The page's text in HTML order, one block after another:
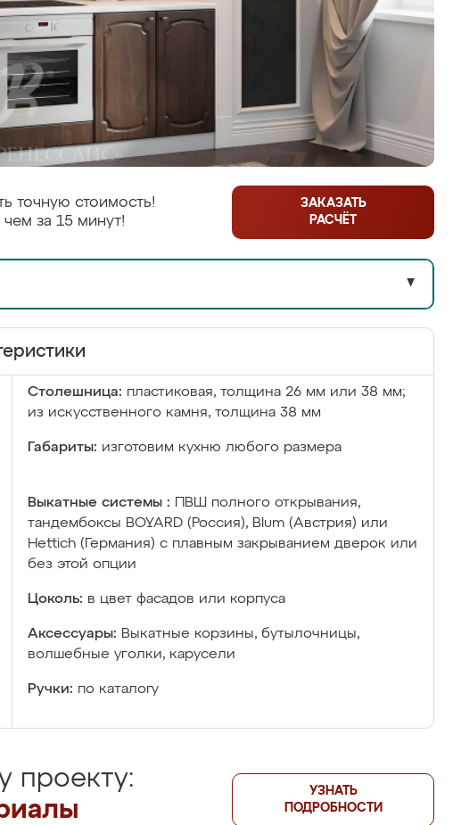
точную стоимость!
за 15 минут!
ЗАКАЗАТЬ
РАСЧЁТ
▼
Столешница: пластиковая, толщина 26 мм или 38 мм;
из искусственного камня, толщина 38 мм
Габариты: изготовим кухню любого размера
Выкатные системы :
ПВШ полного открывания,
тандембоксы BOYARD (Россия), Blum (Австрия) или
Hettich (Германия) с плавным закрыванием дверок или
без этой опции
Цоколь: в цвет фасадов или корпуса
Аксессуары: Выкатные корзины, бутылочницы,
волшебные уголки, карусели
Ручки: по каталогу
проекту:
УЗНАТЬ
ПОДРОБНОСТИ